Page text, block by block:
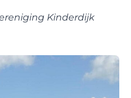
Kinderdijk